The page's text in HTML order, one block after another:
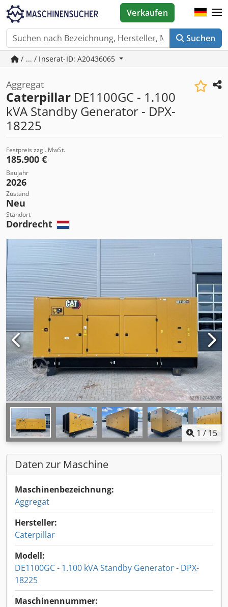
Suchen
Verkaufen
/ ... / Inserat-ID: A20436065
Aggregat
Caterpillar DE1100GC - 1.100
kVA Standby Generator - DPX-
18225
Festpreis zzgl. MwSt.
185.900 €
Baujahr
2026
Zustand
Neu
Standort
Dordrecht
1 / 15
Daten zur Maschine
Maschinenbezeichnung:
Aggregat
Hersteller:
Caterpillar
Modell:
DE1100GC - 1.100 kVA Standby Generator - DPX-
18225
Maschinennummer: